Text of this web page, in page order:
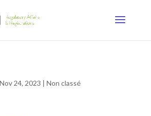
Nov 24, 2023 | Non classé